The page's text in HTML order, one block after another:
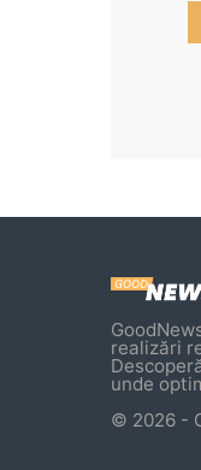
realizări
unde
© 2026 -